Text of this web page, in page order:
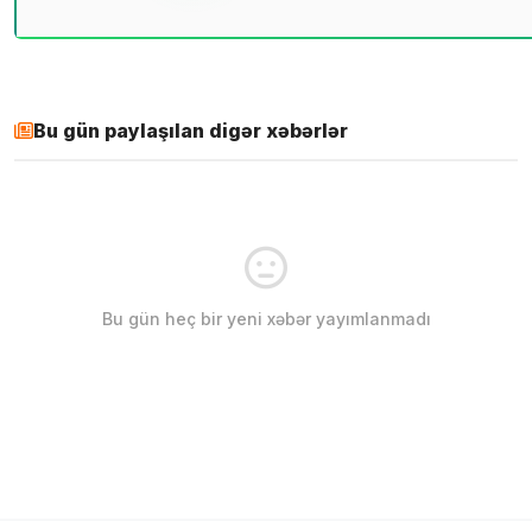
Bu gün paylaşılan digər xəbərlər
Bu gün heç bir yeni xəbər yayımlanmadı